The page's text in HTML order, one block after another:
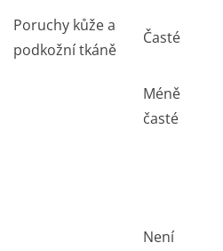
Poruchy kůže a
podkožní tkáně
Časté
Méně
časté
Není